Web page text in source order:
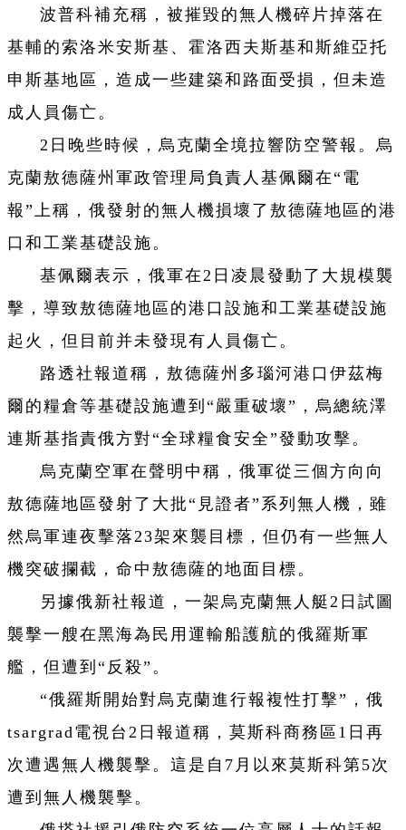
波普科補充稱，被摧毀的無人機碎片掉落在
基輔的索洛米安斯基、霍洛西夫斯基和斯維亞托
申斯基地區，造成一些建築和路面受損，但未造
成人員傷亡。
2日晚些時候，烏克蘭全境拉響防空警報。烏
克蘭敖德薩州軍政管理局負責人基佩爾在“電
報”上稱，俄發射的無人機損壞了敖德薩地區的港
口和工業基礎設施。
基佩爾表示，俄軍在2日凌晨發動了大規模襲
擊，導致敖德薩地區的港口設施和工業基礎設施
起火，但目前并未發現有人員傷亡。
路透社報道稱，敖德薩州多瑙河港口伊茲梅
爾的糧倉等基礎設施遭到“嚴重破壞”，烏總統澤
連斯基指責俄方對“全球糧食安全”發動攻擊。
烏克蘭空軍在聲明中稱，俄軍從三個方向向
敖德薩地區發射了大批“見證者”系列無人機，雖
然烏軍連夜擊落23架來襲目標，但仍有一些無人
機突破攔截，命中敖德薩的地面目標。
另據俄新社報道，一架烏克蘭無人艇2日試圖
襲擊一艘在黑海為民用運輸船護航的俄羅斯軍
艦，但遭到“反殺”。
“俄羅斯開始對烏克蘭進行報複性打擊”，俄
tsargrad電視台2日報道稱，莫斯科商務區1日再
次遭遇無人機襲擊。這是自7月以來莫斯科第5次
遭到無人機襲擊。